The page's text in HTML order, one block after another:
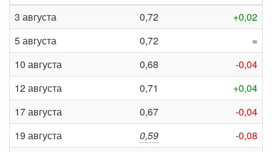
3 августа 0,72
+0,02
5 августа
0,72
=
10 августа
0,68
-0,04
12 августа
0,71
+0,04
17 августа
0,67
-0,04
19 августа
0,59
-0,08